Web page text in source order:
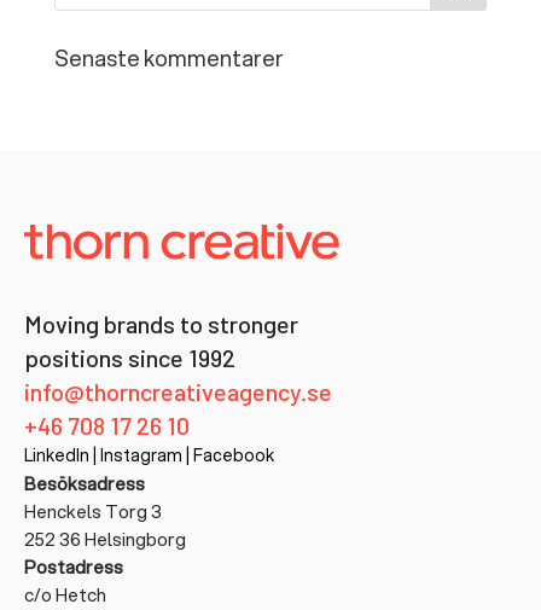
Senaste kommentarer
Moving brands to stronger
positions since 1992
info@thorncreativeagency.se
+46 708 17 26 10
LinkedIn Instagram Facebook
Besöksadress
Henckels Torg 3
252 36 Helsingborg
Postadress
c/o Hetch